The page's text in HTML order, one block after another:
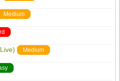
Medium
Medium